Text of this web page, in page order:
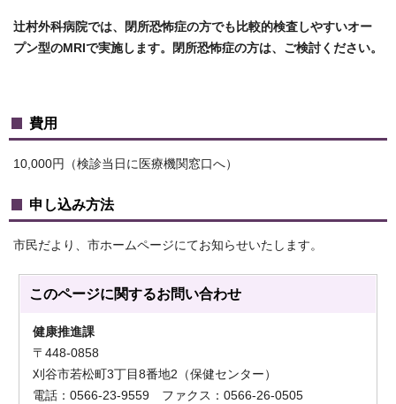
辻󠄀村外科病院では、閉所恐怖症の方でも比較的検査しやすいオー
プン型のMRIで実施します。閉所恐怖症の方は、ご検討ください。
費用
10,000円（検診当日に医療機関窓口へ）
申し込み方法
市民だより、市ホームページにてお知らせいたします。
このページに関するお問い合わせ
健康推進課
〒448-0858
刈谷市若松町3丁目8番地2（保健センター）
電話：0566-23-9559 ファクス：0566-26-0505